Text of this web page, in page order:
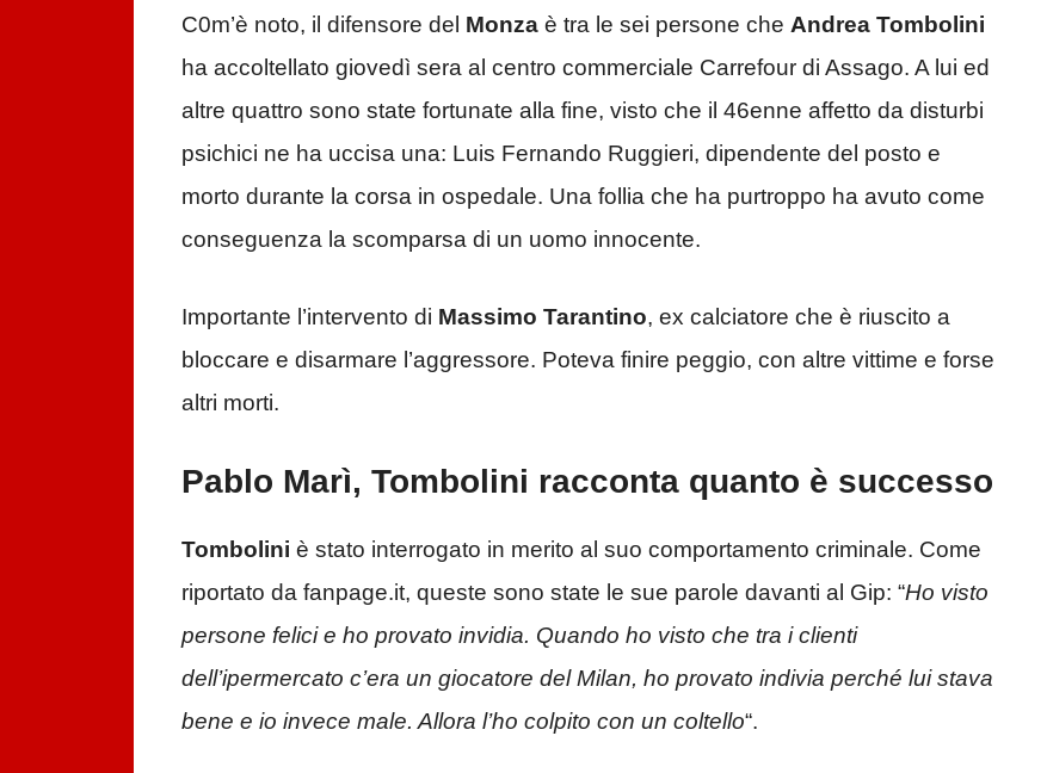
C0m’è noto, il difensore del Monza è tra le sei persone che Andrea Tombolini
ha accoltellato giovedì sera al centro commerciale Carrefour di Assago. A lui ed
altre quattro sono state fortunate alla fine, visto che il 46enne affetto da disturbi
psichici ne ha uccisa una: Luis Fernando Ruggieri, dipendente del posto e
morto durante la corsa in ospedale. Una follia che ha purtroppo ha avuto come
conseguenza la scomparsa di un uomo innocente.
Importante l’intervento di Massimo Tarantino, ex calciatore che è riuscito a
bloccare e disarmare l’aggressore. Poteva finire peggio, con altre vittime e forse
altri morti.
Pablo Marì, Tombolini racconta quanto è successo
Tombolini è stato interrogato in merito al suo comportamento criminale. Come
riportato da fanpage.it, queste sono state le sue parole davanti al Gip: “Ho visto
persone felici e ho provato invidia. Quando ho visto che tra i clienti
dell’ipermercato c’era un giocatore del Milan, ho provato indivia perché lui stava
bene e io invece male. Allora l’ho colpito con un coltello“.